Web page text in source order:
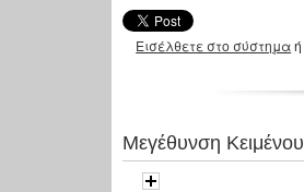
Εισέλθετε στο σύστημαή
Μεγέθυνση Κειμένου